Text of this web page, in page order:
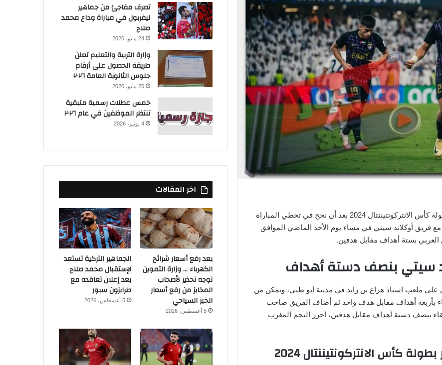
حسم فريق العين الإماراتي تأهله إلى الدور الثاني من بطولة كأس الانتركونتيننتال 2024 بعد أن نجح في تخطي المباراة
فريق أوكلاند سيتي في مساء يوم الأحد الماضي الموافق
سيتي بنصف دستة أهداف
على ملعب استاد هزاع بن زايد في مدينة أبو ظبي، وتمكن من
بأربعة أهداف مقابل هدف واحد ثم أضاف الفريق صاحب
بنصف دستة أهداف مقابل هدفين، أحرز النجم المغرب
كأس الانتركونتيننتال 2024
تصرف مفاجئ من جماهير
ليفربول في مباراة وداع محمد
صلاح
24 مايو، 2026
وزارة التربية والتعليم تعلن
طريقة الحصول على أرقام
جلوس الثانوية العامة ٢٠٢٦
25 مايو، 2026
خمس عطلات رسمية متبقية
تنتظر الموظفين في عام ٢٠٢٦
4 يونيو، 2026
اخر المقالات
بعد رفع أسعار شرائح
الكهرباء … وزارة التموين
توجه تحذير لأصحاب
المخابز من رفع أسعار
الخبز السياحي
5 أغسطس، 2026
الجماهير التركية تستعد
لإستقبال محمد صلاح
بعد إعلان تعاقده مع
طرابزون سبور
5 أغسطس، 2026